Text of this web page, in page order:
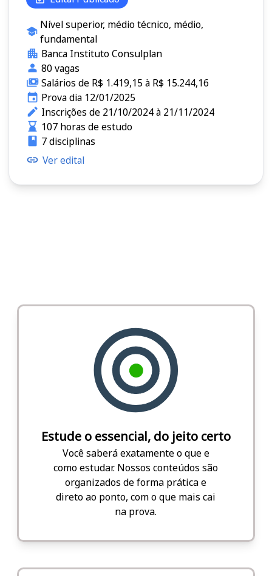
Nível superior, médio técnico, médio,
fundamental
Banca Instituto Consulplan
80 vagas
Salários de R$ 1.419,15 à R$ 15.244,16
Prova dia 12/01/2025
Inscrições de 21/10/2024 à 21/11/2024
107 horas de estudo
7 disciplinas
Ver edital
Estude o essencial, do jeito certo
Você saberá exatamente o que e
como estudar. Nossos conteúdos são
organizados de forma prática e
direto ao ponto, com o que mais cai
na prova.